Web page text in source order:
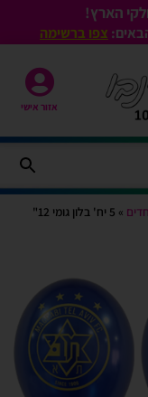
צפו ברשימה
אזור אישי
»
5 יח' בלון גומי 12"